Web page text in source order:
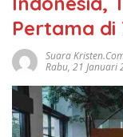
Pertama di
Suara
Rabu, 21